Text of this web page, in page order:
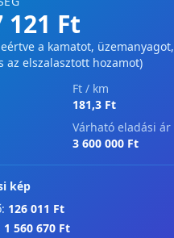
121 Ft
a kamatot, üzemanyagot,
az elszalasztott hozamot)
Ft / km
181,3 Ft
Várható eladási ár
3 600 000 Ft
kép
126 011 Ft
1 560 670 Ft